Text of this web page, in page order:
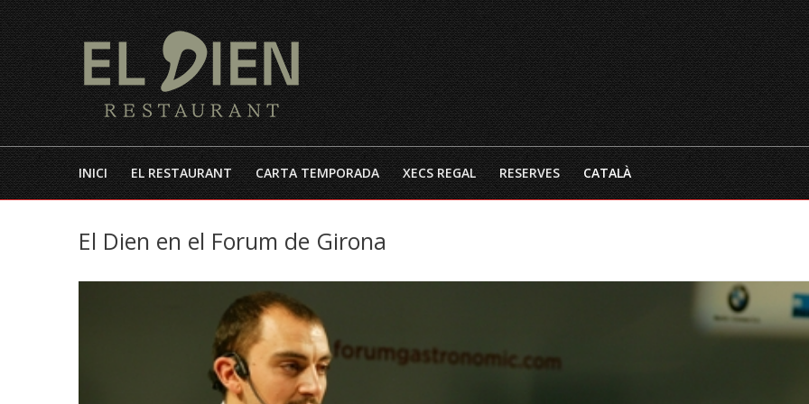
INICI EL RESTAURANT CARTA TEMPORADA XECS REGAL RESERVES CATALÀ
El Dien en el Forum de Girona
INICI EL RESTAURANT CARTA